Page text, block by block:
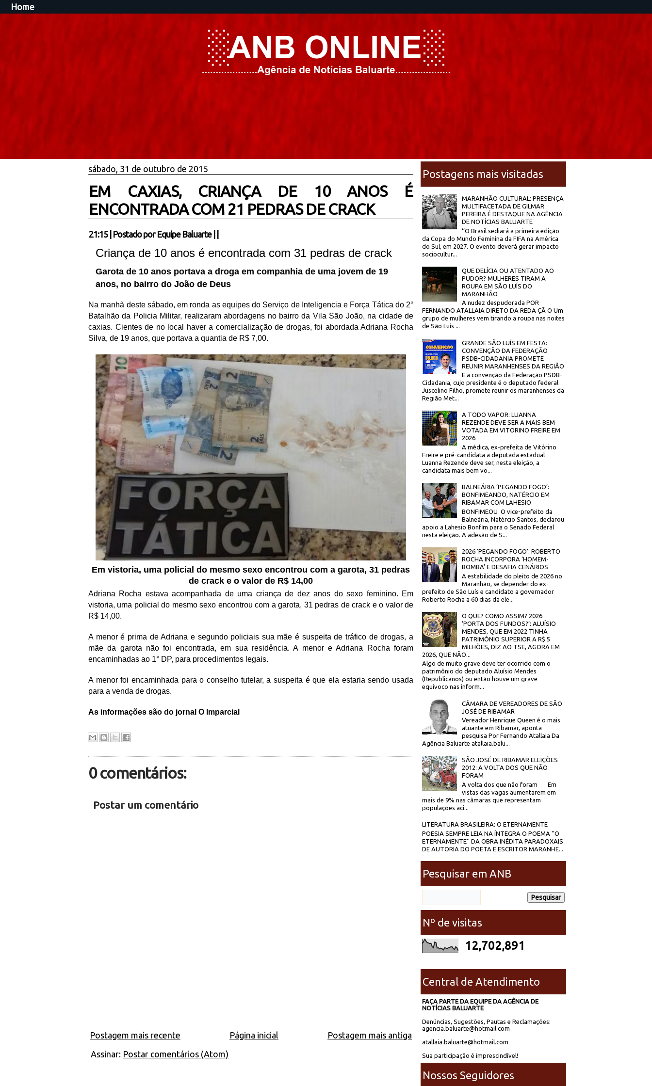
Home
sábado, 31 de outubro de 2015
EM CAXIAS, CRIANÇA DE 10 ANOS É
ENCONTRADA COM 21 PEDRAS DE CRACK
21:15| Postado por Equipe Baluarte
Criança de 10 anos é encontrada com 31 pedras de crack
Garota de 10 anos portava a droga em companhia de uma jovem de 19
anos, no bairro do João de Deus
Na manhã deste sábado, em ronda as equipes do Serviço de Inteligencia e Força Tática do 2°
Batalhão da Policia Militar, realizaram abordagens no bairro da Vila São João, na cidade de
caxias. Cientes de no local haver a comercialização de drogas, foi abordada Adriana Rocha
Silva, de 19 anos, que portava a quantia de R$ 7,00.
Em vistoria, uma policial do mesmo sexo encontrou com a garota, 31 pedras
de crack e o valor de R$ 14,00
Adriana Rocha estava acompanhada de uma criança de dez anos do sexo feminino. Em
vistoria, uma policial do mesmo sexo encontrou com a garota, 31 pedras de crack e o valor de
R$ 14,00.
A menor é prima de Adriana e segundo policiais sua mãe é suspeita de tráfico de drogas, a
mãe da garota não foi encontrada, em sua residência. A menor e Adriana Rocha foram
encaminhadas ao 1° DP, para procedimentos legais.
A menor foi encaminhada para o conselho tutelar, a suspeita é que ela estaria sendo usada
para a venda de drogas.
As informações são do jornal O Imparcial
0 comentários:
Postar um comentário
Postagem mais recente Postagem mais antiga
Página inicial
Assinar: Postar comentários (Atom)
Postagens mais visitadas
MARANHÃO CULTURAL: PRESENÇA
MULTIFACETADA DE GILMAR
PEREIRA É DESTAQUE NA AGÊNCIA
DE NOTÍCIAS BALUARTE
‘’O Brasil sediará a primeira edição
da Copa do Mundo Feminina da FIFA na América
do Sul, em 2027. O evento deverá gerar impacto
sociocultur...
QUE DELÍCIA OU ATENTADO AO
PUDOR? MULHERES TIRAM A
ROUPA EM SÃO LUÍS DO
MARANHÃO
A nudez despudorada POR
FERNANDO ATALLAIA DIRETO DA REDA ÇÃ O Um
grupo de mulheres vem tirando a roupa nas noites
de São Luís ...
GRANDE SÃO LUÍS EM FESTA:
CONVENÇÃO DA FEDERAÇÃO
PSDB-CIDADANIA PROMETE
REUNIR MARANHENSES DA REGIÃO
E a convenção da Federação PSDB-
Cidadania, cujo presidente é o deputado federal
Juscelino Filho, promete reunir os maranhenses da
Região Met...
A TODO VAPOR: LUANNA
REZENDE DEVE SER A MAIS BEM
VOTADA EM VITORINO FREIRE EM
2026
A médica, ex-prefeita de Vitórino
Freire e pré-candidata a deputada estadual
Luanna Rezende deve ser, nesta eleição, a
candidata mais bem vo...
BALNEÁRIA ‘PEGANDO FOGO’:
BONFIMEANDO, NATÉRCIO EM
RIBAMAR COM LAHESIO
BONFIMEOU O vice-prefeito da
Balneária, Natércio Santos, declarou
apoio a Lahesio Bonfim para o Senado Federal
nesta eleição. A adesão de S...
2026 ‘PEGANDO FOGO’: ROBERTO
ROCHA INCORPORA ‘HOMEM-
BOMBA’ E DESAFIA CENÁRIOS
A estabilidade do pleito de 2026 no
Maranhão, se depender do ex-
prefeito de São Luís e candidato a governador
Roberto Rocha a 60 dias da ele...
O QUE? COMO ASSIM? 2026
‘PORTA DOS FUNDOS?’: ALUÍSIO
MENDES, QUE EM 2022 TINHA
PATRIMÔNIO SUPERIOR A R$ 5
MILHÕES, DIZ AO TSE, AGORA EM
2026, QUE NÃO...
Algo de muito grave deve ter ocorrido com o
patrimônio do deputado Aluísio Mendes
(Republicanos) ou então houve um grave
equívoco nas inform...
CÂMARA DE VEREADORES DE SÃO
JOSÉ DE RIBAMAR
Vereador Henrique Queen é o mais
atuante em Ribamar, aponta
pesquisa Por Fernando Atallaia Da
Agência Baluarte atallaia.balu...
SÃO JOSÉ DE RIBAMAR ELEIÇÕES
2012: A VOLTA DOS QUE NÃO
FORAM
A volta dos que não foram Em
vistas das vagas aumentarem em
mais de 9% nas câmaras que representam
populações aci...
LITERATURA BRASILEIRA: O ETERNAMENTE
POESIA SEMPRE LEIA NA ÍNTEGRA O POEMA ''O
ETERNAMENTE'' DA OBRA INÉDITA PARADOXAIS
DE AUTORIA DO POETA E ESCRITOR MARANHE...
Pesquisar em ANB
Nº de visitas
12,702,891
Central de Atendimento
FAÇA PARTE DA EQUIPE DA AGÊNCIA DE
NOTÍCIAS BALUARTE
Denúncias, Sugestões, Pautas e Reclamações:
agencia.baluarte@hotmail.com
atallaia.baluarte@hotmail.com
Sua participação é imprescindível!
Nossos Seguidores